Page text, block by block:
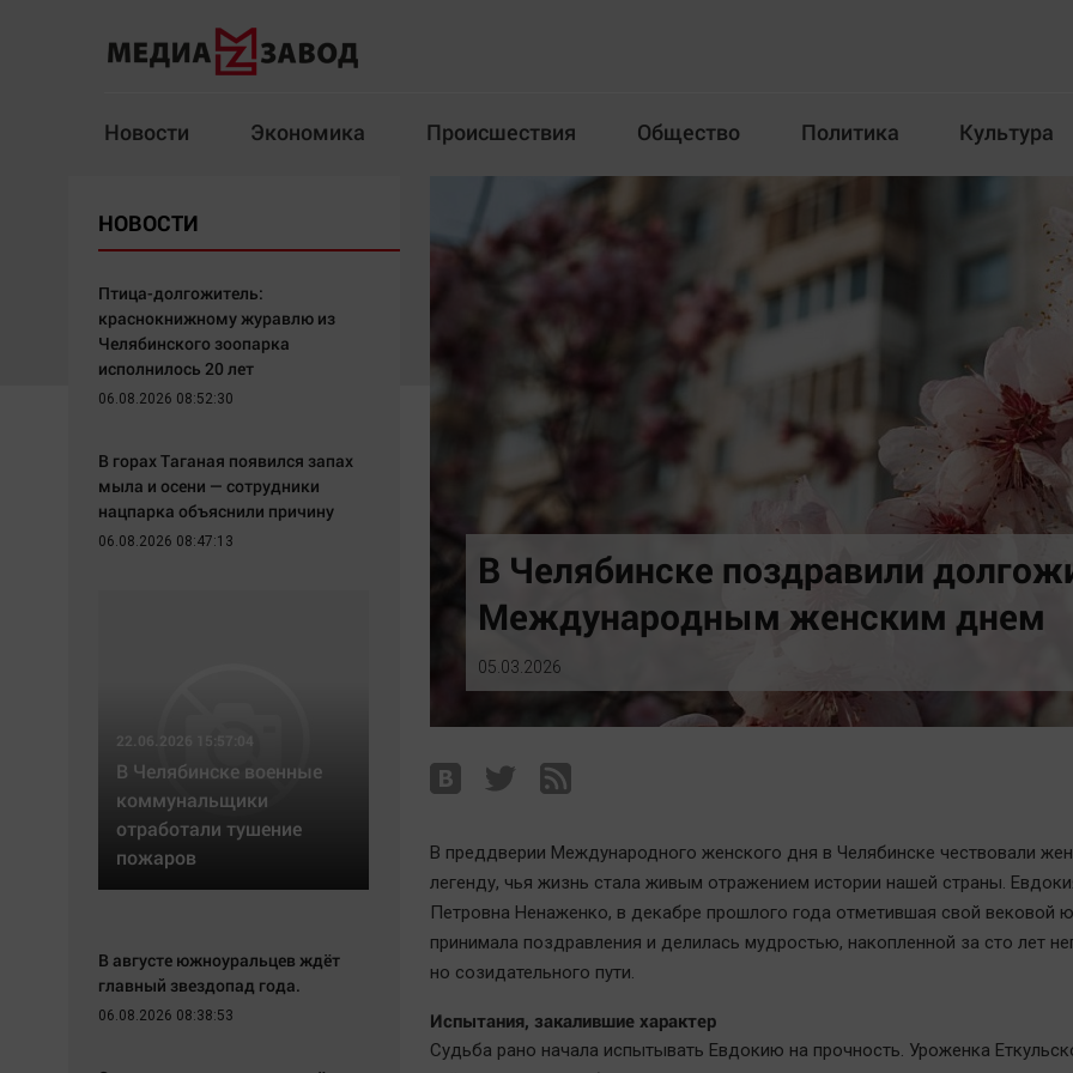
Новости Экономика Происшествия Общество Политика Культура
Происшествия
Здоровье Курилка
Архив
Общество
Политика
Экономика
Технологии
Отраслевые темы
Медиаграмотность
Прогулки по городу Ч
Челябинск космический
Другие рубрики
English version
Online-консультация
Афиша
Блогеркуль
Быстрый медиазавод
Вкусное
Гороскоп
ЖКХ
Интервью
В Челябинске поздравили
Международным женским днем
05.03.2026
В преддверии Международного женского дня в Челябинске чествовали
легенду, чья жизнь стала живым отражением истории нашей страны.
Петровна Ненаженко, в декабре прошлого года отметившая свой вековой
принимала поздравления и делилась мудростью, накопленной за сто лет
но созидательного пути.
Испытания, закалившие характер
Судьба рано начала испытывать Евдокию на прочность. Уроженка
НОВОСТИ
Птица-долгожитель:
краснокнижному журавлю из
Челябинского зоопарка
исполнилось 20 лет
06.08.2026 08:52:30
В горах Таганая появился запах
мыла и осени — сотрудники
нацпарка объяснили причину
06.08.2026 08:47:13
22.06.2026 15:57:04
В Челябинске военные
коммунальщики
отработали тушение
пожаров
В августе южноуральцев ждёт
главный звездопад года.
06.08.2026 08:38:53